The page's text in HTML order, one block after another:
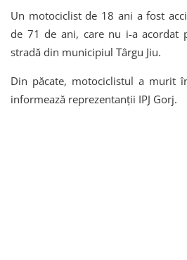
Un motociclist de 18 ani a fost
de 71 de ani, care nu i-a acordat
stradă din municipiul Târgu Jiu.
Din păcate, motociclistul a murit
informează reprezentanții IPJ Gorj.